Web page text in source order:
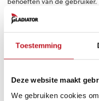
Toestemming
Deze website maakt
We gebruiken cookies
en uit te doen, en kan
extra compressie en
daardoor ook deels
sneller herstellen van de